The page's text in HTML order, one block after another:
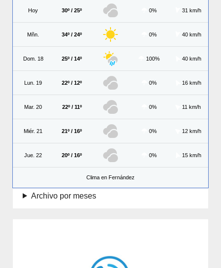
Hoy 30º / 25º 0% 31 km/h
Mñn. 34º / 24º 0% 40 km/h
Dom. 18 25º / 14º 100% 40 km/h
Lun. 19 22º / 12º 0% 16 km/h
Mar. 20 22º / 11º 0% 11 km/h
Miér. 21 21º / 16º 0% 12 km/h
Jue. 22 20º / 16º 0% 15 km/h
Clima en Fernández
Archivo por meses